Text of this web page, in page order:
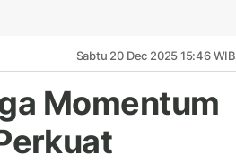
Sabtu 20 Dec 2025 15:46 WIB
Momentum